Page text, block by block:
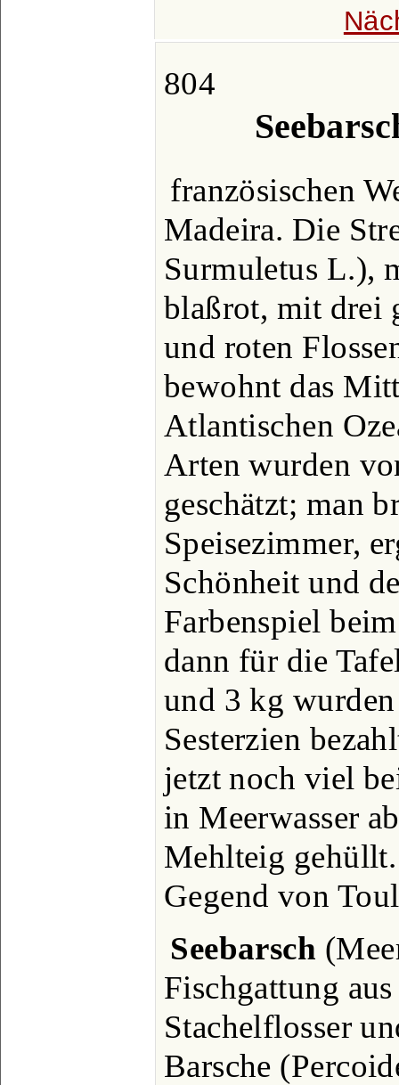
804
französischen
Madeira. Die
Surmuletus L.),
blaßrot, mit drei
und roten
bewohnt das
Atlantischen
Arten wurden
geschätzt; man
Speisezimmer,
Schönheit und
Farbenspiel
dann für die
und 3 kg
Sesterzien
jetzt noch viel
in Meerwasser
Mehlteig
Gegend von
Seebarsch
Fischgattung
Stachelflosser
Barsche